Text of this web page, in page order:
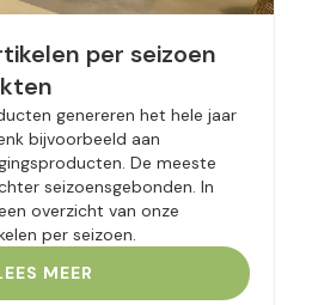
per seizoen
genereren het hele jaar
bijvoorbeeld aan
De meeste
seizoensgebonden. In
overzicht van onze
per seizoen.
MEER